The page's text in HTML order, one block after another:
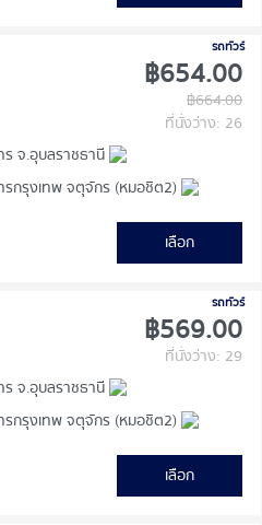
รถทัวร์
฿654.00
฿664.00
ที่นั่งว่าง: 26
จ.อุบลราชธานี
กรุงเทพ จตุจักร (หมอชิต2)
เลือก
รถทัวร์
฿569.00
ที่นั่งว่าง: 29
จ.อุบลราชธานี
กรุงเทพ จตุจักร (หมอชิต2)
เลือก